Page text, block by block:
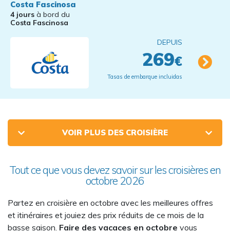
Costa Fascinosa
4 jours à bord du
Costa Fascinosa
DEPUIS
269€
Tasas de embarque incluidas
VOIR PLUS DES CROISIÈRE
Tout ce que vous devez savoir sur les croisières en
octobre 2026
Partez en croisière en octobre avec les meilleures offres
et itinéraires et jouiez des prix réduits de ce mois de la
basse saison. Faire des vacaces en octobre vous